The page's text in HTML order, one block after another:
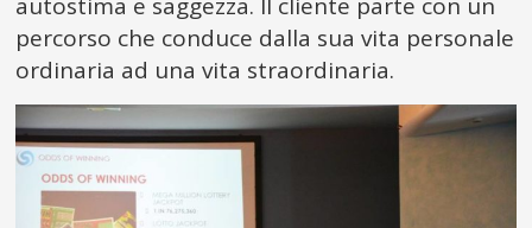
percorso che conduce dalla sua vita personale
ordinaria ad una vita straordinaria.